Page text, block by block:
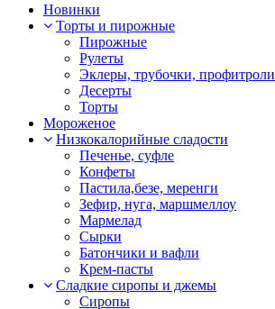
Новинки
Торты и пирожные
Пирожные
Рулеты
Эклеры, трубочки, профитроли
Десерты
Торты
Мороженое
Низкокалорийные сладости
Печенье, суфле
Конфеты
Пастила,безе, меренги
Зефир, нуга, маршмеллоу
Мармелад
Сырки
Батончики и вафли
Крем-пасты
Сладкие сиропы и джемы
Сиропы